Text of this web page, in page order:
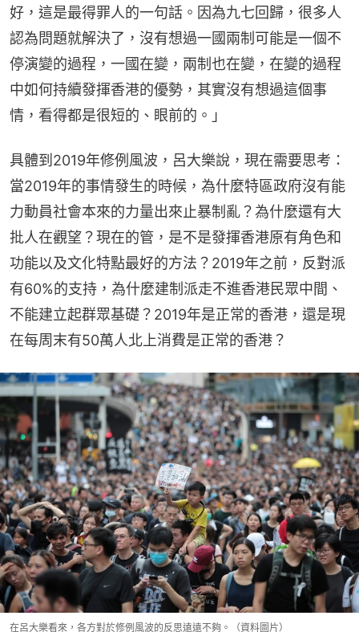
好，這是最得罪人的一句話。因為九七回歸，很多人
認為問題就解決了，沒有想過一國兩制可能是一個不
停演變的過程，一國在變，兩制也在變，在變的過程
中如何持續發揮香港的優勢，其實沒有想過這個事
情，看得都是很短的、眼前的。」
具體到2019年修例風波，呂大樂說，現在需要思考：
當2019年的事情發生的時候，為什麼特區政府沒有能
力動員社會本來的力量出來止暴制亂？為什麼還有大
批人在觀望？現在的管，是不是發揮香港原有角色和
功能以及文化特點最好的方法？2019年之前，反對派
有60%的支持，為什麼建制派走不進香港民眾中間、
不能建立起群眾基礎？2019年是正常的香港，還是現
在每周末有50萬人北上消費是正常的香港？
在呂大樂看來，各方對於修例風波的反思遠遠不夠。（資料圖片）